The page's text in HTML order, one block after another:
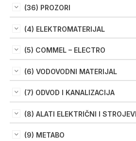
(36) PROZORI
(4) ELEKTROMATERIJAL
(5) COMMEL – ELECTRO
(6) VODOVODNI MATERIJAL
(7) ODVOD I KANALIZACIJA
(8) ALATI ELEKTRIČNI I STROJEVI
(9) METABO